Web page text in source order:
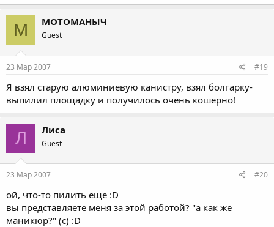
М МОТОМАНЫЧ
Guest
23 Мар 2007 #19
Я взял старую алюминиевую канистру, взял болгарку-
выпилил площадку и получилось очень кошерно!
Л Лиса
Guest
23 Мар 2007 #20
ой, что-то пилить еще :D
вы представляете меня за этой работой? "а как же
маникюр?" (с) :D